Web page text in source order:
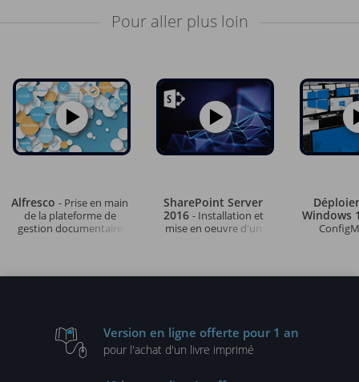
Pour aller plus loin
Alfresco - Prise en main
de la plateforme de
gestion documentaire
SharePoint Server
2016 - Installation et
mise en oeuvre d'un
Windows
Version en ligne offerte pour 1 an
pour l'achat d'un livre imprimé